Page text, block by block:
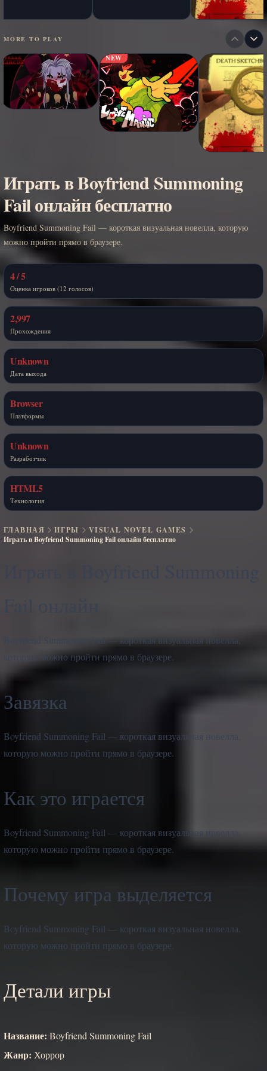
MORE TO PLAY
NEW
Играть в Boyfriend Summoning
Fail онлайн бесплатно
Boyfriend Summoning Fail — короткая визуальная новелла, которую
можно пройти прямо в браузере.
4 / 5
Оценка игроков (12 голосов)
2,997
Прохождения
Unknown
Дата выхода
Browser
Платформы
Unknown
Разработчик
HTML5
Технология
ГЛАВНАЯ ИГРЫ
VISUAL NOVEL GAMES
Играть в Boyfriend Summoning Fail онлайн бесплатно
Boyfriend Summoning Fail — короткая визуальная новелла,
которую можно пройти прямо в браузере.
Завязка
Boyfriend Summoning Fail — короткая визуальная новелла,
которую можно пройти прямо в браузере.
Как это играется
Boyfriend Summoning Fail — короткая визуальная новелла,
которую можно пройти прямо в браузере.
Почему игра выделяется
Boyfriend Summoning Fail — короткая визуальная новелла,
которую можно пройти прямо в браузере.
Детали игры
Название: Boyfriend Summoning Fail
Жанр: Хоррор